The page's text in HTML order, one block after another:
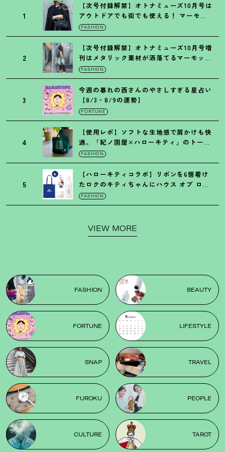
1
【次号付録解禁】オトナミューズ10月号は
アウトドアでも街でも使える ！ マーモッ
トの黒ショルダー
FASHION
2
【次号付録解禁】オトナミューズ10月号増
刊はメタリック素材が洒落てるマーモット
の保冷バッグ
FASHION
3
今週の暮れの酉さんのやさしすぎる星占い
【8/3‐8/9の運勢】
FORTUNE
4
【使用レポ】ソフトな生地感で肩かけも快
適。「紀ノ国屋×ハローキティ」のトート
がガシガシ使えて最高です
FASHION
5
【ハローキティコラボ】リボンを6個着け
たロクのキティちゃんにハウス オブ ロー
ゼの限定パケも
FASHION
VIEW MORE
FASHION BEAUTY
FORTUNE LIFESTYLE
SNAP TRAVEL
FUROKU PEOPLE
CULTURE TAROT